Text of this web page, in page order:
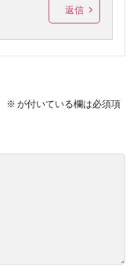
返信
※ が付いている欄は必須項